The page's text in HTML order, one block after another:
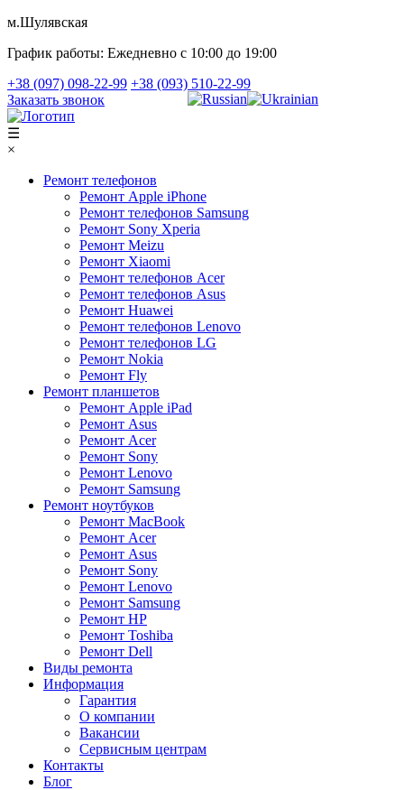
м.Шулявская
График работы: Ежедневно с 10:00 до 19:00
+38 (097) 098-22-99 +38 (093) 510-22-99
Заказать звонок
☰
×
Ремонт телефонов
Ремонт Apple iPhone
Ремонт телефонов Samsung
Ремонт Sony Xperia
Ремонт Meizu
Ремонт Xiaomi
Ремонт телефонов Acer
Ремонт телефонов Asus
Ремонт Huawei
Ремонт телефонов Lenovo
Ремонт телефонов LG
Ремонт Nokia
Ремонт Fly
Ремонт планшетов
Ремонт Apple iPad
Ремонт Asus
Ремонт Acer
Ремонт Sony
Ремонт Lenovo
Ремонт Samsung
Ремонт ноутбуков
Ремонт MacBook
Ремонт Acer
Ремонт Asus
Ремонт Sony
Ремонт Lenovo
Ремонт Samsung
Ремонт HP
Ремонт Toshiba
Ремонт Dell
Виды ремонта
Информация
Гарантия
О компании
Вакансии
Сервисным центрам
Контакты
Блог